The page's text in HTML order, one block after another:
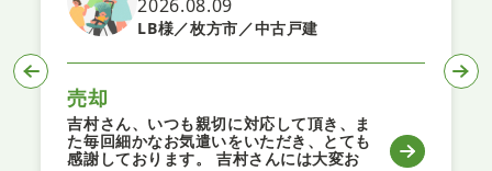
2026.08.09
LB様／枚方市／中古戸建
売却
吉村さん、いつも親切に対応して頂き、ま
た毎回細かなお気遣いをいただき、とても
感謝しております。 吉村さんには大変お